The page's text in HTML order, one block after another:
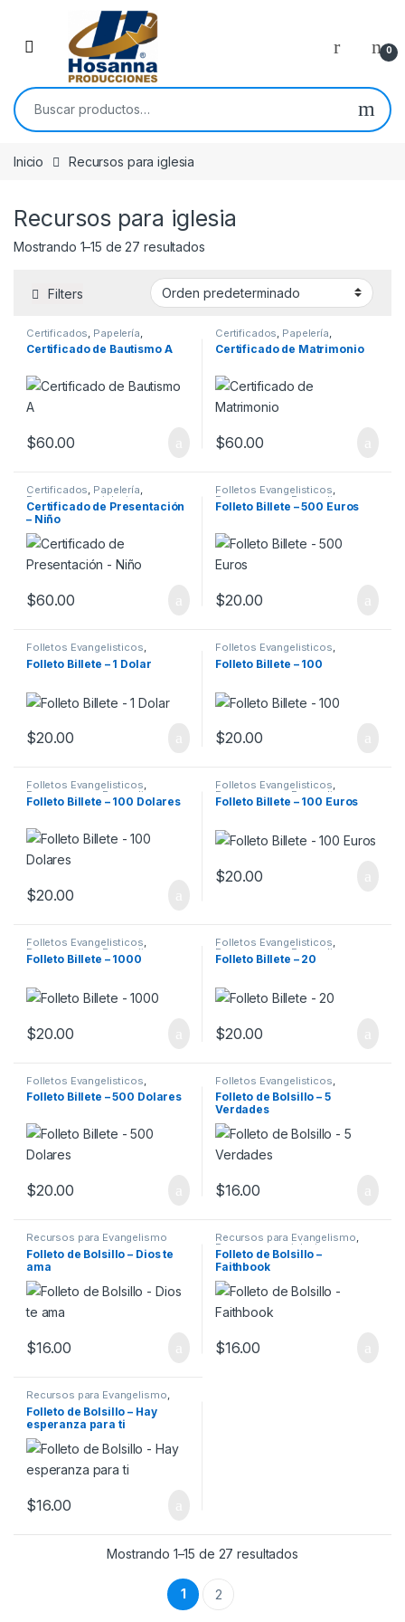
Skip to navigation
0
Buscar por:
Inicio Recursos para iglesia
Recursos para iglesia
Mostrando 1–15 de 27 resultados
Filters
Certificados Papelería
Recursos para iglesia
Certificado de Bautismo A
$60.00
Certificados Papelería
Recursos para iglesia
Certificado de Matrimonio
$60.00
Certificados, Papelería,
Recursos para iglesia
Certificado de Presentación
– Niño
$60.00
Folletos Evangelisticos,
Recursos para Evangelismo
Recursos para iglesia
Folleto Billete – 500 Euros
$20.00
Folletos Evangelisticos,
Recursos para Evangelismo
Recursos para iglesia
Folleto Billete – 1 Dolar
$20.00
Folletos Evangelisticos,
Recursos para Evangelismo
Recursos para iglesia
Folleto Billete – 100
$20.00
Folletos Evangelisticos,
Recursos para Evangelismo
Recursos para iglesia
Folleto Billete – 100 Dolares
$20.00
Folletos Evangelisticos,
Recursos para Evangelismo
Recursos para iglesia
Folleto Billete – 100 Euros
$20.00
Folletos Evangelisticos,
Recursos para Evangelismo
Recursos para iglesia
Folleto Billete – 1000
$20.00
Folletos Evangelisticos,
Recursos para Evangelismo
Recursos para iglesia
Folleto Billete – 20
$20.00
Folletos Evangelisticos
Recursos para Evangelismo
Recursos para iglesia
Folleto Billete – 500 Dolares
$20.00
Folletos Evangelisticos
Recursos para Evangelismo
Recursos para iglesia
Folleto de Bolsillo – 5
Verdades
$16.00
Recursos para Evangelismo
Folleto de Bolsillo – Dios te
ama
$16.00
Recursos para Evangelismo,
Recursos para iglesia
Folleto de Bolsillo –
Faithbook
$16.00
Recursos para Evangelismo,
Recursos para iglesia
Folleto de Bolsillo – Hay
esperanza para ti
$16.00
Mostrando 1–15 de 27 resultados
1 2